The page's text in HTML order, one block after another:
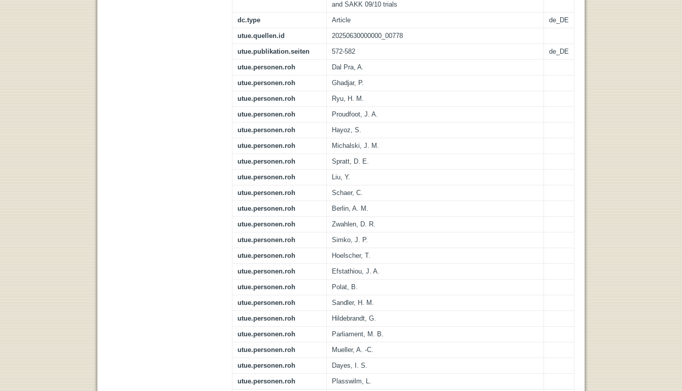
and SAKK 09/10 trials
dc.type Article de_DE
utue.quellen.id 20250630000000_00778
utue.publikation.seiten 572-582 de_DE
utue.personen.roh Dal Pra, A.
utue.personen.roh Ghadjar, P.
utue.personen.roh Ryu, H. M.
utue.personen.roh Proudfoot, J. A.
utue.personen.roh Hayoz, S.
utue.personen.roh Michalski, J. M.
utue.personen.roh Spratt, D. E.
utue.personen.roh Liu, Y.
utue.personen.roh Schaer, C.
utue.personen.roh Berlin, A. M.
utue.personen.roh Zwahlen, D. R.
utue.personen.roh Simko, J. P.
utue.personen.roh Hoelscher, T.
utue.personen.roh Efstathiou, J. A.
utue.personen.roh Polat, B.
utue.personen.roh Sandler, H. M.
utue.personen.roh Hildebrandt, G.
utue.personen.roh Parliament, M. B.
utue.personen.roh Mueller, A. -C.
utue.personen.roh Dayes, I. S.
utue.personen.roh Plasswilm, L.